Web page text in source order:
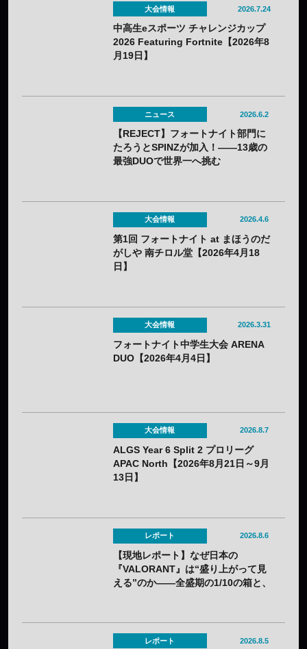
大会情報 2026.7.24
中高生eスポーツ チャレンジカップ
2026 Featuring Fortnite【2026年8
月19日】
ニュース 2026.6.2
【REJECT】フォートナイト部門に
たろうとSPINZが加入！——13歳の
最強DUOで世界一へ挑む
大会情報 2026.4.6
第1回 フォートナイト at まほうのだ
がしや 南チロル堂【2026年4月18
日】
大会情報 2026.3.31
フォートナイト中学生大会 ARENA
DUO【2026年4月4日】
大会情報 2026.8.7
ALGS Year 6 Split 2 プロリーグ
APAC North【2026年8月21日～9月
13日】
レポート 2026.8.6
【現地レポート】なぜ日本の
『VALORANT』は“盛り上がって見
える”のか——全盛期の1/10の箱と、
レポート 2026.8.5